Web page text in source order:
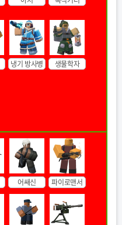
냉기 방사병 생물학자
어쌔신 파이로맨서